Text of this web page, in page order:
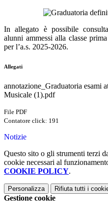
In allegato è possibile
alunni ammessi alla classe
per l’a.s. 2025-2026.
Allegati
annotazione_Graduatoria esami
Musicale (1).pdf
File PDF
Contatore click: 191
Notizie
Questo sito o gli strumenti terzi
cookie necessari al
COOKIE POLICY.
Personalizza Rifiuta tutti i
Gestione cookie